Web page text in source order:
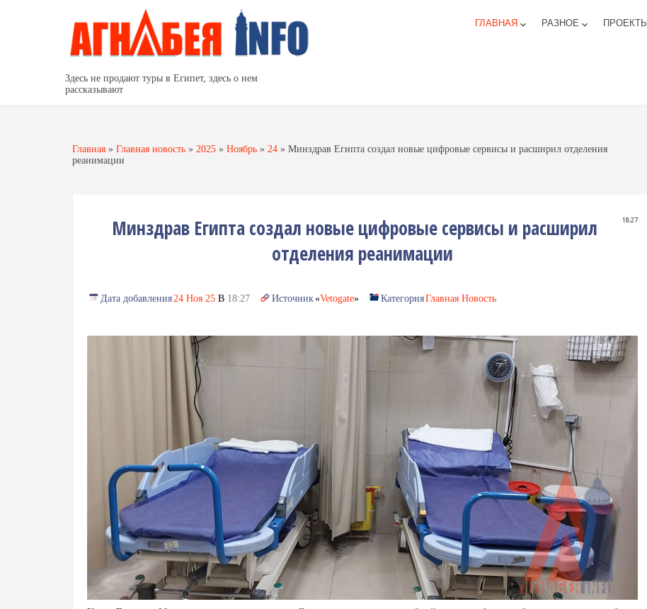
Здесь не продают туры в Египет, здесь о нем
рассказывают
ГЛАВНАЯ keyboard_arrow_down РАЗНОЕ keyboard_arrow_down ПРОЕКТЫ
Главная » Главная новость » 2025 » Ноябрь » 24 » Минздрав Египта создал новые цифровые сервисы и расширил отделения
реанимации
18:27
Минздрав Египта создал новые цифровые сервисы и расширил
отделения реанимации
Дата добавления 24 Ноя 25 В 18:27 Источник«Vetogate» КатегорияГлавная Новость